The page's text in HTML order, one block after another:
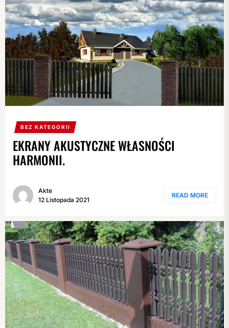
BEZ KATEGORII
EKRANY AKUSTYCZNE WŁASNOŚCI
HARMONII.
Akte
12 Listopada 2021
READ MORE